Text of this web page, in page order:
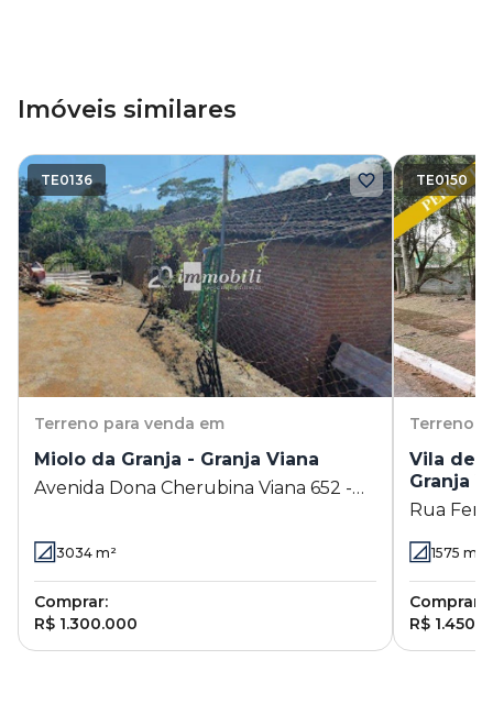
Imóveis similares
TE0136
Terreno para venda em
Miolo da Granja - Granja Viana
Avenida Dona Cherubina Viana 652 -
3034 m²
Comprar:
R$ 1.300.000
TE0150
Terreno
Vila de
Granja
Rua
Viana -
1575 m²
Comprar:
R$